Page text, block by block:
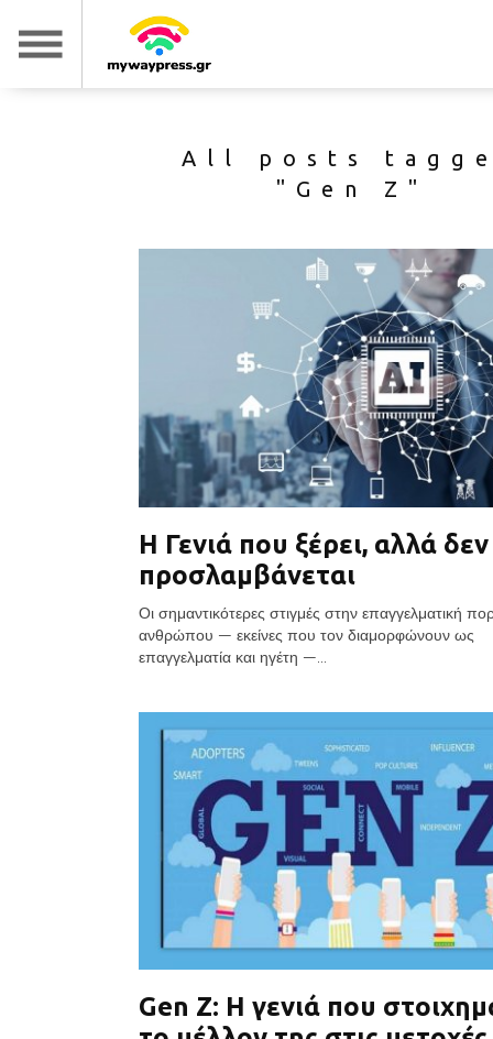
All posts
"Gen Z"
Η Γενιά που ξέρει, αλλά δεν
προσλαμβάνεται
Οι σημαντικότερες στιγμές στην επαγγελματική
ανθρώπου — εκείνες που τον διαμορφώνουν ως
επαγγελματία και ηγέτη —...
Gen Z: Η γενιά που